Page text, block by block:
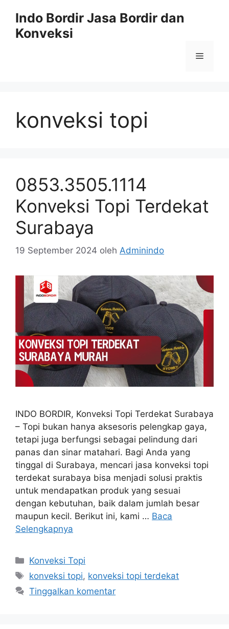
Indo Bordir Jasa Bordir dan
Konveksi
Menu
konveksi topi
0853.3505.1114
Konveksi Topi Terdekat
Surabaya
19 September 2024 oleh Adminindo
INDO BORDIR, Konveksi Topi Terdekat Surabaya
– Topi bukan hanya aksesoris pelengkap gaya,
tetapi juga berfungsi sebagai pelindung dari
panas dan sinar matahari. Bagi Anda yang
tinggal di Surabaya, mencari jasa konveksi topi
terdekat surabaya bisa menjadi solusi praktis
untuk mendapatkan produk yang sesuai
dengan kebutuhan, baik dalam jumlah besar
maupun kecil. Berikut ini, kami … Baca
Selengkapnya
Kategori
Konveksi Topi
Tag
konveksi topi, konveksi topi terdekat
Tinggalkan komentar